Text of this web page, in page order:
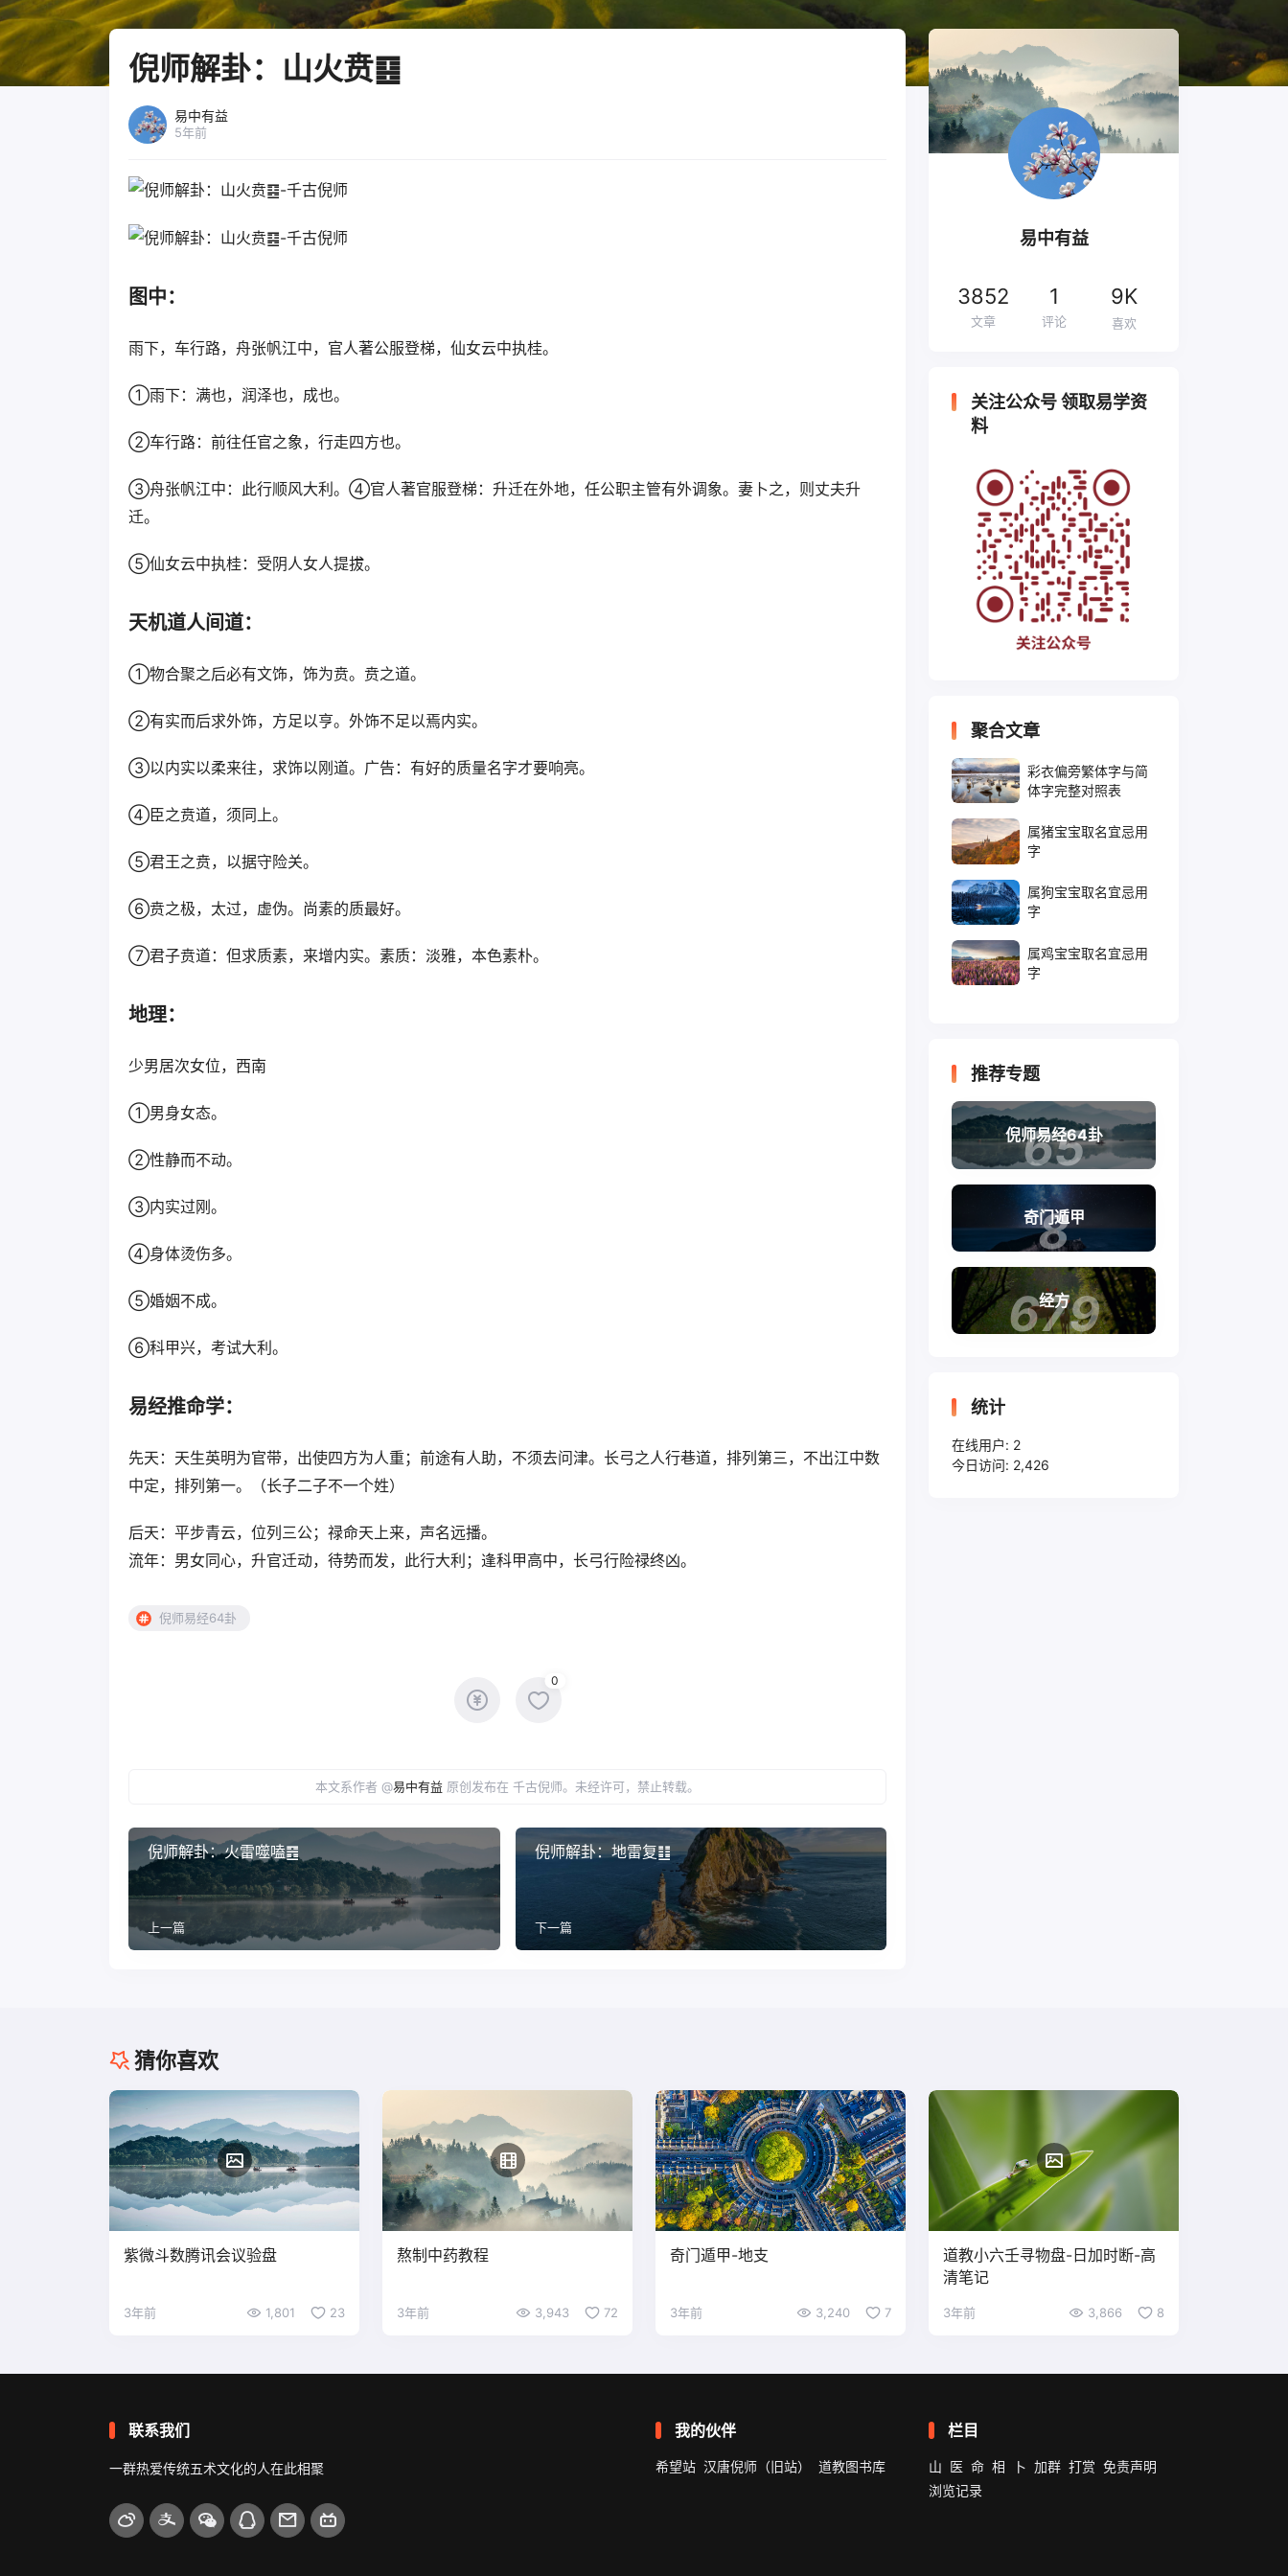
倪师解卦：山火贲䷕
易中有益
5年前
图中：
雨下，车行路，舟张帆江中，官人著公服登梯，仙女云中执桂。
①雨下：满也，润泽也，成也。
②车行路：前往任官之象，行走四方也。
③舟张帆江中：此行顺风大利。④官人著官服登梯：升迁在外地，任公职主管有外调象。妻卜之，则丈夫升
迁。
⑤仙女云中执桂：受阴人女人提拔。
天机道人间道：
①物合聚之后必有文饰，饰为贲。贲之道。
②有实而后求外饰，方足以亨。外饰不足以焉内实。
③以内实以柔来往，求饰以刚道。广告：有好的质量名字才要响亮。
④臣之贲道，须同上。
⑤君王之贲，以据守险关。
⑥贲之极，太过，虚伪。尚素的质最好。
⑦君子贲道：但求质素，来增内实。素质：淡雅，本色素朴。
地理：
少男居次女位，西南
①男身女态。
②性静而不动。
③内实过刚。
④身体烫伤多。
⑤婚姻不成。
⑥科甲兴，考试大利。
易经推命学：
先天：天生英明为官带，出使四方为人重；前途有人助，不须去问津。长弓之人行巷道，排列第三，不出江中数
中定，排列第一。（长子二子不一个姓）
后天：平步青云，位列三公；禄命天上来，声名远播。
流年：男女同心，升官迁动，待势而发，此行大利；逢科甲高中，长弓行险禄终凶。
倪师易经64卦
0
本文系作者 @易中有益 原创发布在 千古倪师。未经许可，禁止转载。
倪师解卦：火雷噬嗑䷔
上一篇
倪师解卦：地雷复䷗
下一篇
易中有益
3852
文章
1
评论
9K
喜欢
关注公众号 领取易学资
料
聚合文章
彩衣偏旁繁体字与简
体字完整对照表
属猪宝宝取名宜忌用
字
属狗宝宝取名宜忌用
字
属鸡宝宝取名宜忌用
字
推荐专题
65
倪师易经64卦
8
奇门遁甲
679
经方
统计
在线用户: 2
今日访问: 2,426
猜你喜欢
紫微斗数腾讯会议验盘
3年前 1,801 23
熬制中药教程
3年前 3,943 72
奇门遁甲-地支
3年前 3,240 7
道教小六壬寻物盘-日加时断-高
清笔记
3年前 3,866 8
联系我们
一群热爱传统五术文化的人在此相聚
我的伙伴
希望站 汉唐倪师（旧站） 道教图书库
栏目
山 医 命 相 卜 加群 打赏 免责声明
浏览记录